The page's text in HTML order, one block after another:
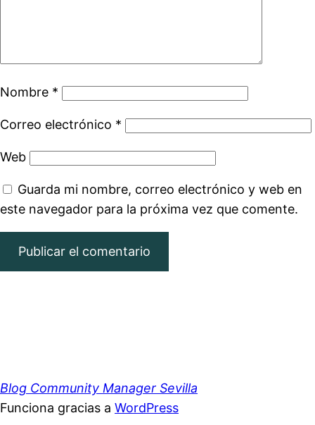
Nombre *
Correo electrónico *
Web
Guarda mi nombre, correo electrónico y web en
este navegador para la próxima vez que comente.
Blog Community Manager Sevilla
Funciona gracias a WordPress